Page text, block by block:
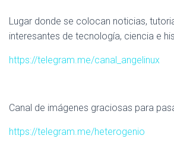
Lugar donde se colocan noticias,
interesantes de tecnología, ciencia e
https://telegram.me/canal_angelinux
Canal de imágenes graciosas para
https://telegram.me/heterogenio